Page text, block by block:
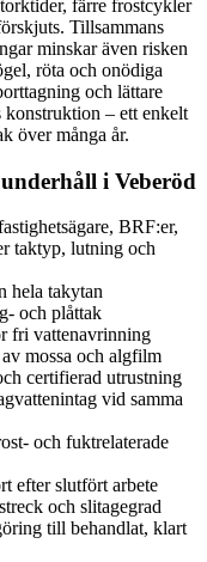
färre frostcykler
Tillsammans
minskar även risken
röta och onödiga
och lättare
konstruktion – ett enkelt
över många år.
i Veberöd
BRF:er,
taktyp, lutning och
hela takytan
och plåttak
fri vattenavrinning
mossa och algfilm
certifierad utrustning
vid samma
och fuktrelaterade
efter slutfört arbete
och slitagegrad
till behandlat, klart